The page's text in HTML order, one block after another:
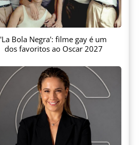
'La Bola Negra': filme gay é um
dos favoritos ao Oscar 2027